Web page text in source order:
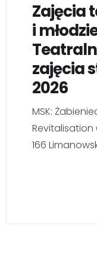
Zajęcia
i
zajęcia
2026
MSK:
Revitalisation
166